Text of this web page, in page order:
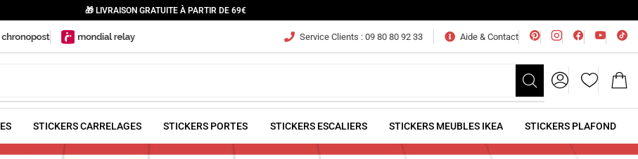
🎁 LIVRAISON GRATUITE À PARTIR DE 69€
Service Clients : 09 80 80 92 33 Aide & Contact
STICKERS CARRELAGES STICKERS PORTES STICKERS ESCALIERS STICKERS MEUBLES IKEA STICKERS PLAFOND